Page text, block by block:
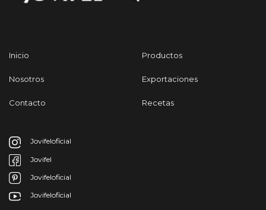
Inicio
Nosotros
Contacto
Productos
Exportaciones
Recetas
Jovifeloficial
Jovifel
Jovifeloficial
Jovifeloficial